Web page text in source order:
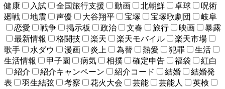
健康
入試 全国旅行支援 動画 北朝鮮 卓球
呪術
廻戦
地震 声優 大谷翔平 宝塚 宝塚歌劇団
岐阜
恋愛
戦争 掲示板 政治 文春 旅行 映画
暴露
最新情報
格闘技 楽天 楽天モバイル
楽天市場
歌手
水ダウ 漫画 炎上 為替 熱愛 犯罪
生活
生活情報
甲子園 病気 相撲 確定申告 福袋
紅白
紹介
紹介キャンペーン 紹介コード 結婚
結婚発
表
羽生結弦 考察 花火大会 芸能 芸能人
英検